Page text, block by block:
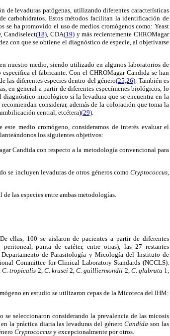
de levaduras patógenas, utilizando diferentes características
carbohidratos. Estos métodos facilitan la identificación de
se ha promovido el uso de medios cromógenos como: Yeast
Candiselect(18), CDA(19)y más recientemente CHROMagar
con que se obtiene el diagnóstico de especie, al objetivarse
nuestro medio, siendo utilizado en algunos laboratorios de
especifica el fabricante. Con el CHROMagar Candida se han
las diferentes especies dentro del género(25,26). También es
en general a partir de diferentes especímenes biológicos, lo
diagnóstico micológico si la levadura que se encuentra en la
considerar, además de la coloración que toma la
central, etcétera)(29).
medio cromógeno, consideramos de interés evaluar el
los siguientes objetivos:
Candida con respecto a la metodología convencional para
se incluyen levaduras de otros géneros como Cryptococcus,
de las especies entre ambas metodologías.
ellas, 100 se aislaron de pacientes a partir de diferentes
punta de catéter, entre otras); las 27 restantes
de Parasitología y Micología del Instituto de
Committee for Clinical Laboratory Standards (NCCLS).
C. tropicalis 2, C. krusei2,C. guilliermondii 2, C. glabrata 1,
en estudio se utilizaron cepas de la Micoteca del IHM:
seleccionaron considerando la prevalencia de las micosis
la práctica diaria las levaduras del géneroCandida son las
Cryptococcus y excepcionalmente por otros.